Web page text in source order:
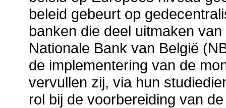
beleid gebeurt op
banken die deel uitmaken
Nationale Bank van België
de implementering van de
vervullen zij, via hun
rol bij de voorbereiding van